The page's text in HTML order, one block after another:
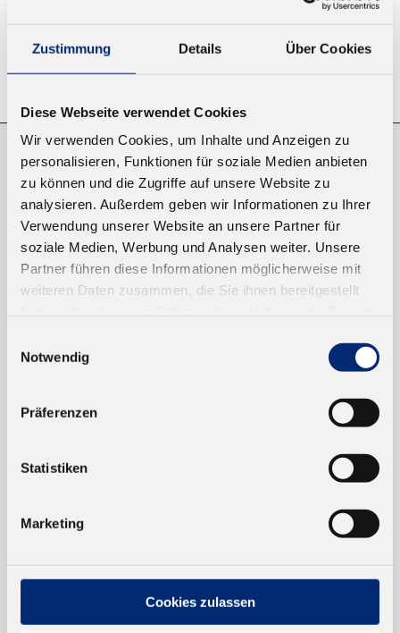
Zustimmung Details Über Cookies
Diese Webseite verwendet Cookies
Wir verwenden Cookies, um Inhalte und Anzeigen zu
personalisieren, Funktionen für soziale Medien anbieten
zu können und die Zugriffe auf unsere Website zu
analysieren. Außerdem geben wir Informationen zu Ihrer
Verwendung unserer Website an unsere Partner für
soziale Medien, Werbung und Analysen weiter. Unsere
Partner führen diese Informationen möglicherweise mit
weiteren Daten zusammen, die Sie ihnen bereitgestellt
Notwendig
Präferenzen
Statistiken
Marketing
Cookies zulassen
EINKAUFEN
NEUKUNDEN
VERSAND UND ZAHLUNG
EINFACH BEZAHLEN
Institutionen, nicht an Verbraucher im
Sinne des § 13 BGB. Alle Preise in Euro
zzgl. gesetzl. MwSt.